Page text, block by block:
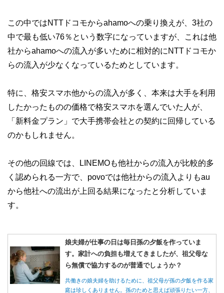
この中ではNTTドコモからahamoへの乗り換えが、3社の
中で最も低い76％という数字になっていますが、これは他
社からahamoへの流入が多いために相対的にNTTドコモか
らの流入が少なくなっているためとしています。
特に、格安スマホ他からの流入が多く、本来は大手を利用
したかったものの価格で格安スマホを選んでいた人が、
「新料金プラン」で大手携帯会社との契約に回帰している
のかもしれません。
その他の回線では、LINEMOも他社からの流入が比較的多
く認められる一方で、povoでは他社からの流入よりもau
から他社への流出が上回る結果になったと分析していま
す。
娘夫婦が仕事の日は毎日孫の夕飯を作っていま
す。家計への負担も増えてきましたが、祖父母な
ら無償で協力するのが普通でしょうか？
共働きの娘夫婦を助けるために、祖父母が孫の夕飯を作る家
庭は珍しくありません。孫のためと思えば頑張りたい一方、